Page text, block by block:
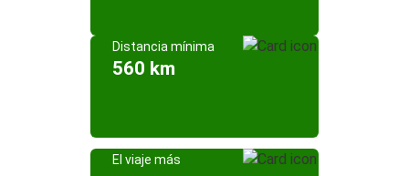
Distancia mínima
560 km
El viaje más